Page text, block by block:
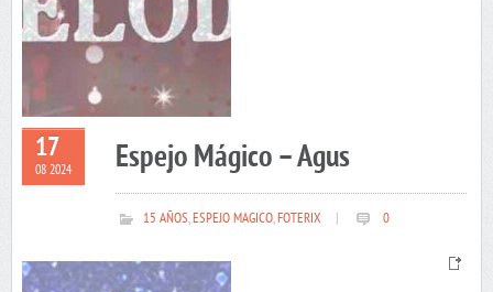
17
08 2024 Espejo Mágico – Agus
15 AÑOS,ESPEJO MAGICO,FOTERIX 0